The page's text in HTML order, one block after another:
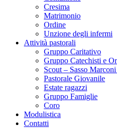
Cresima
Matrimonio
Ordine
Unzione degli infermi
Attività pastorali
Gruppo Caritativo
Gruppo Catechisti e
Scout – Sasso Marconi
Pastorale Giovanile
Estate ragazzi
Gruppo Famiglie
Coro
Modulistica
Contatti